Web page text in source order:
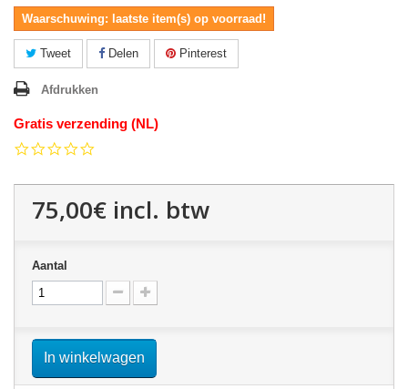
Waarschuwing: laatste item(s) op voorraad!
Tweet Delen Pinterest
Afdrukken
Gratis verzending (NL)
75,00€ incl. btw
Aantal
In winkelwagen